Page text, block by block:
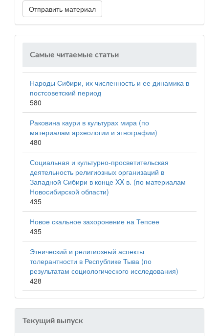
Отправить материал
Самые читаемые статьи
Народы Сибири, их численность и ее динамика в
постсоветский период
580
Раковина каури в культурах мира (по
материалам археологии и этнографии)
480
Социальная и культурно-просветительская
деятельность религиозных организаций в
Западной Сибири в конце XX в. (по материалам
Новосибирской области)
435
Новое скальное захоронение на Тепсее
435
Этнический и религиозный аспекты
толерантности в Республике Тыва (по
результатам социологического исследования)
428
Текущий выпуск